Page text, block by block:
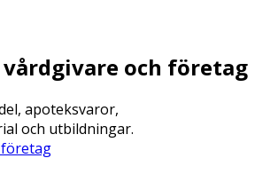
vårdgivare och företag
apoteksvaror,
och utbildningar.
företag